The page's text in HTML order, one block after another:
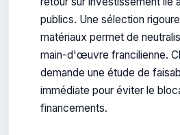
publics. Une sélection
matériaux permet de
main-d'œuvre francilienne.
demande une étude de
immédiate pour éviter le
financements.